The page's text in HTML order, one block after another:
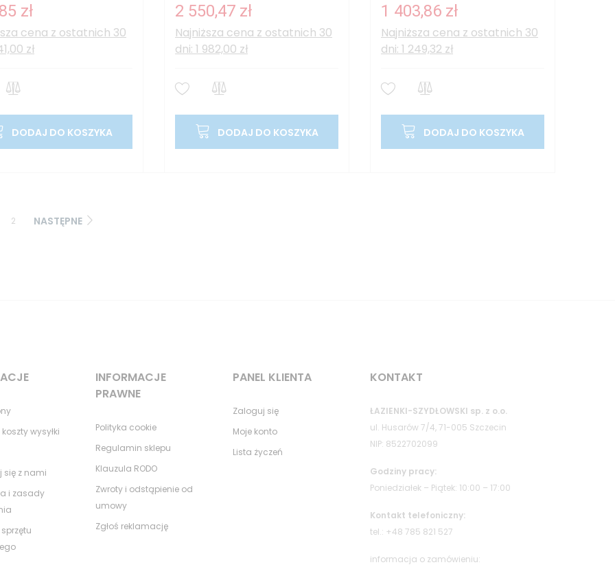
zł
cena z ostatnich 30
zł
DODAJ DO KOSZYKA
2 550,47 zł
Najniższa cena z ostatnich 30
dni: 1 982,00 zł
DODAJ DO KOSZYKA
1 403,86 zł
Najniższa cena z ostatnich 30
dni: 1 249,32 zł
DODAJ DO KOSZYKA
2 NASTĘPNE
wysyłki
się z nami
i zasady
INFORMACJE
PRAWNE
Polityka cookie
Regulamin sklepu
Klauzula RODO
Zwroty i odstąpienie od
umowy
Zgłoś reklamację
PANEL KLIENTA
Zaloguj się
Moje konto
Lista życzeń
KONTAKT
ŁAZIENKI-SZYDŁOWSKI sp. z o.o.
ul. Husarów 7/4, 71-005 Szczecin
NIP: 8522702099
Godziny pracy:
Poniedziałek – Piątek: 10:00 – 17:00
Kontakt telefoniczny:
tel.: +48 785 821 527
informacja o zamówieniu: